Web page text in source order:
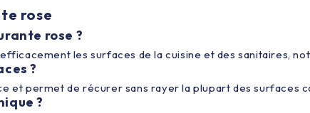
rose
rose ?
les surfaces de la cuisine et des sanitaires,
?
et permet de récurer sans rayer la plupart des surfaces
?